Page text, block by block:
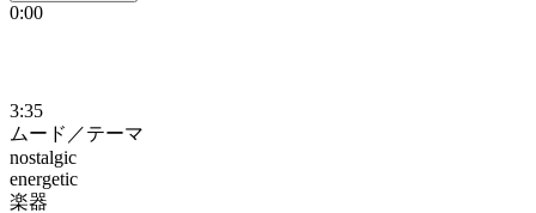
0:00
3:35
ムード／テーマ
nostalgic
energetic
楽器